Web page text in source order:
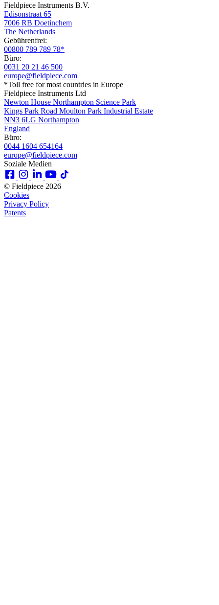
Fieldpiece Instruments B.V.
Edisonstraat 65
7006 RB Doetinchem
The Netherlands
Gebührenfrei:
00800 789 789 78*
Büro:
0031 20 21 46 500
europe@fieldpiece.com
*Toll free for most countries in Europe
Fieldpiece Instruments Ltd
Newton House Northampton Science Park
Kings Park Road Moulton Park Industrial Estate
NN3 6LG Northampton
England
Büro:
0044 1604 654164
europe@fieldpiece.com
Soziale Medien
© Fieldpiece 2026
Cookies
Privacy Policy
Patents